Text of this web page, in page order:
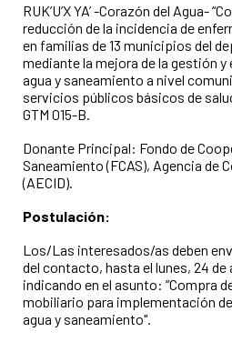
RUK’U’X YA’ -Corazón del Agua-
reducción de la incidencia de
en familias de 13 municipios del
mediante la mejora de la gestión
agua y saneamiento a nivel
servicios públicos básicos de
GTM 015-B.
Donante Principal: Fondo de
Saneamiento (FCAS), Agencia de
(AECID).
Postulación:
Los/Las interesados/as deben
del contacto, hasta el lunes, 24 de
indicando en el asunto: “Compra
mobiliario para implementación
agua y saneamiento".